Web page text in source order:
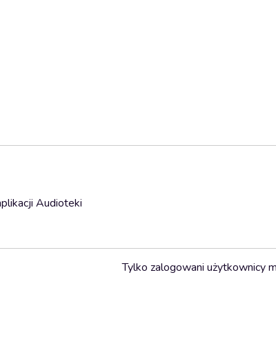
Audioteki
Tylko zalogowani użytkownicy